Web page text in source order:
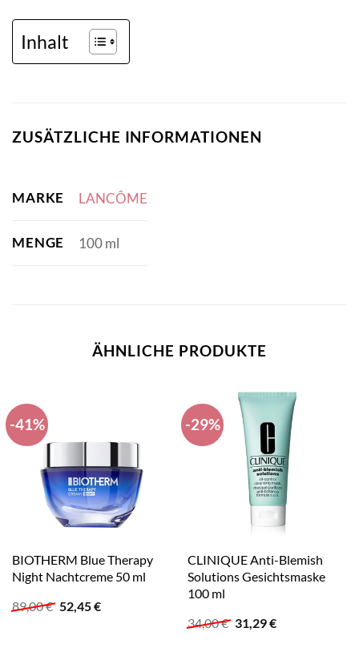
Inhalt
ZUSÄTZLICHE INFORMATIONEN
MARKE LANCÔME
MENGE 100 ml
ÄHNLICHE PRODUKTE
-41%
BIOTHERM Blue Therapy
Night Nachtcreme 50 ml
89,00€ Ursprünglicher
52,45€Aktueller
-29%
CLINIQUE Anti-Blemish
Solutions Gesichtsmaske
100 ml
34,00€ Ursprünglicher
31,29€Aktueller